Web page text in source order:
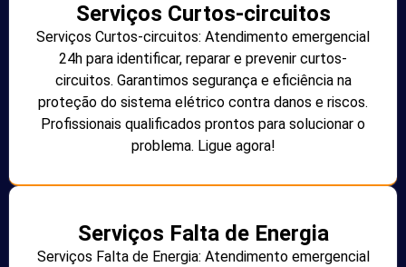
Serviços Curtos-circuitos
Serviços Curtos-circuitos: Atendimento emergencial
24h para identificar, reparar e prevenir curtos-
circuitos. Garantimos segurança e eficiência na
proteção do sistema elétrico contra danos e riscos.
Profissionais qualificados prontos para solucionar o
problema. Ligue agora!
Serviços Falta de Energia
Serviços Falta de Energia: Atendimento emergencial